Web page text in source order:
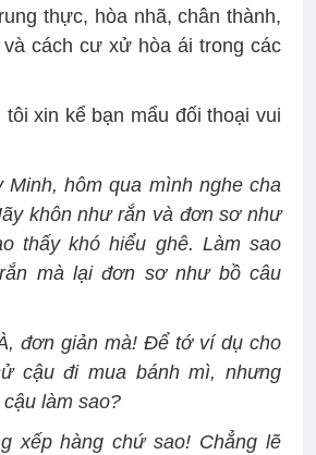
thực, hòa nhã, chân thành,
và cách cư xử hòa ái trong các
xin kể bạn mẩu đối thoại vui
Minh, hôm qua mình nghe cha
khôn như rắn và đơn sơ như
thấy khó hiểu ghê. Làm sao
mà lại đơn sơ như bồ câu
đơn giản mà! Để tớ ví dụ cho
cậu đi mua bánh mì, nhưng
làm sao?
xếp hàng chứ sao! Chẳng lẽ